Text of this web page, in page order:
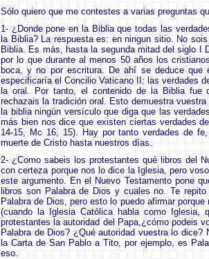
Sólo quiero que me contestes a varias preguntas
1- ¿Donde pone en la Biblia que todas las
la Biblia? La respuesta es: en ningun sitio. No
Biblia. Es más, hasta la segunda mitad del siglo I
por lo que durante al menos 50 años los
boca, y no por escritura. De ahí se deduce
especificaría el Concilio Vaticano II: las verdades
la oral. Por tanto, el contenido de la Biblia fue
rechazais la tradición oral. Esto demuestra
la biblia ningún versículo que diga que las
más bien nos dice que existen ciertas verdades
14-15, Mc 16, 15). Hay por tanto verdades de
muerte de Cristo hasta nuestros días.
2- ¿Como sabeis los protestantes qué libros del
con certeza porque nos lo dice la Iglesia, pero
este argumento. En el Nuevo Testamento pone
libros son Palabra de Dios y cuales no. Te
Palabra de Dios, pero esto lo puedo afirmar
(cuando la Iglesia Católica habla como Iglesia,
protestantes la autoridad del Papa,¿cómo podeis
Palabra de Dios? ¿Qué autoridad vuestra lo
la Carta de San Pablo a Tito, por ejemplo, es
eso.